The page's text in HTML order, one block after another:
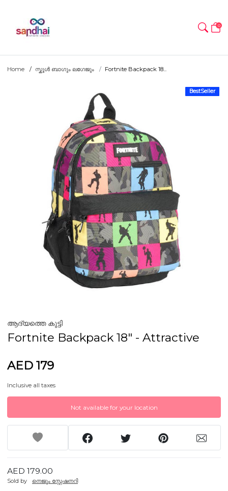
0
Home സ്കൂൾ ബാഗും ലഗേജും Fortnite Backpack 18...
BestSeller
ആദ്യത്തെ കുട്ടി
Fortnite Backpack 18" - Attractive
AED 179
Inclusive all taxes
Not available for your location
AED 179.00
Sold by നെജൂം സ്റ്റേഷനറി